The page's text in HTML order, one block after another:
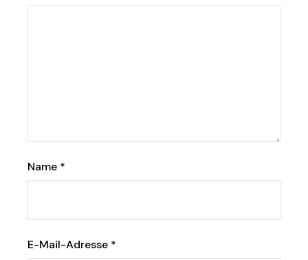
Name *
E-Mail-Adresse *